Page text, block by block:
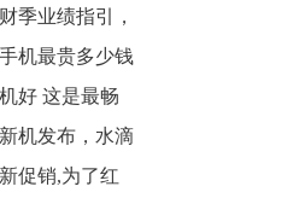
季业绩指引，
机最贵多少钱
好 这是最畅
机发布，水滴
促销,为了红